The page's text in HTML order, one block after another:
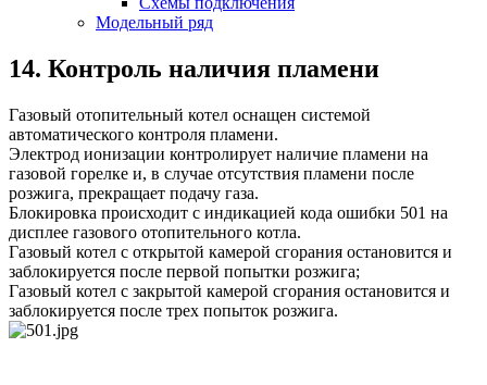
Модельный ряд
14. Контроль наличия пламени
Газовый отопительный котел оснащен системой
автоматического контроля пламени.
Электрод ионизации контролирует наличие пламени на
газовой горелке и, в случае отсутствия пламени после
розжига, прекращает подачу газа.
Блокировка происходит с индикацией кода ошибки 501 на
дисплее газового отопительного котла.
Газовый котел с открытой камерой сгорания остановится и
заблокируется после первой попытки розжига;
Газовый котел с закрытой камерой сгорания остановится и
заблокируется после трех попыток розжига.